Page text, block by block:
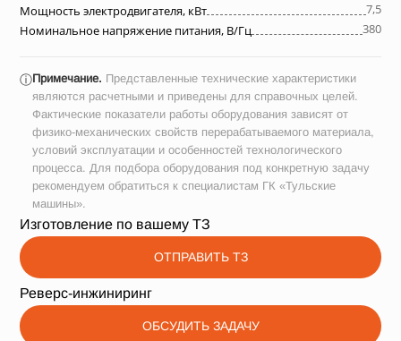
Мощность электродвигателя, кВт
7,5
Номинальное напряжение питания, В/Гц
380
ⓘПримечание. Представленные технические характеристики
являются расчетными и приведены для справочных целей.
Фактические показатели работы оборудования зависят от
физико-механических свойств перерабатываемого материала,
условий эксплуатации и особенностей технологического
процесса. Для подбора оборудования под конкретную задачу
рекомендуем обратиться к специалистам ГК «Тульские
машины».
Изготовление по вашему ТЗ
ОТПРАВИТЬ ТЗ
Реверс-инжиниринг
ОБСУДИТЬ ЗАДАЧУ